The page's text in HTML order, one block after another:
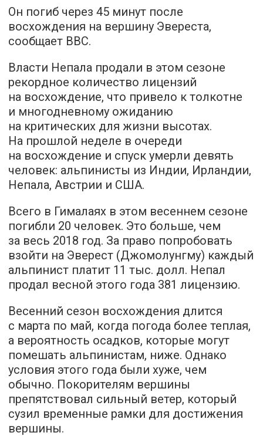
Он погиб через 45 минут после
восхождения на вершину Эвереста,
сообщает BBC.
Власти Непала продали в этом сезоне
рекордное количество лицензий
на восхождение, что привело к толкотне
и многодневному ожиданию
на критических для жизни высотах.
На прошлой неделе в очереди
на восхождение и спуск умерли девять
человек: альпинисты из Индии, Ирландии,
Непала, Австрии и США.
Всего в Гималаях в этом весеннем сезоне
погибли 20 человек. Это больше, чем
за весь 2018 год. За право попробовать
взойти на Эверест (Джомолунгму) каждый
альпинист платит 11 тыс. долл. Непал
продал весной этого года 381 лицензию.
Весенний сезон восхождения длится
с марта по май, когда погода более теплая,
а вероятность осадков, которые могут
помешать альпинистам, ниже. Однако
условия этого года были хуже, чем
обычно. Покорителям вершины
препятствовал сильный ветер, который
сузил временные рамки для достижения
вершины.